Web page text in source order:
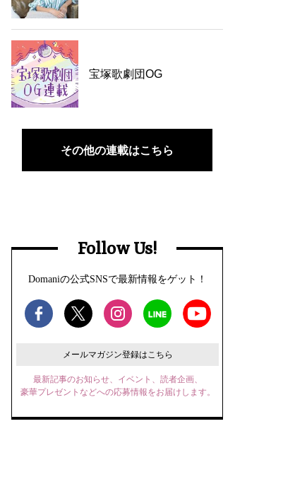
宝塚歌劇団OG
その他の連載はこちら
Follow Us!
Domaniの公式SNSで最新情報をゲット！
メールマガジン登録はこちら
最新記事のお知らせ、イベント、読者企画、
豪華プレゼントなどへの応募情報をお届けします。